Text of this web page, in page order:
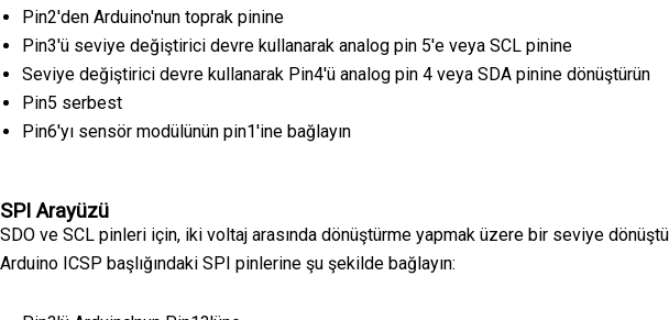
Pin2'den Arduino'nun toprak pinine
Pin3'ü seviye değiştirici devre kullanarak analog pin 5'e veya SCL pinine
Seviye değiştirici devre kullanarak Pin4'ü analog pin 4 veya SDA pinine dönüştürün
Pin5 serbest
Pin6'yı sensör modülünün pin1'ine bağlayın
SPI Arayüzü
SDO ve SCL pinleri için, iki voltaj arasında dönüştürme yapmak üzere bir seviye
Arduino ICSP başlığındaki SPI pinlerine şu şekilde bağlayın: